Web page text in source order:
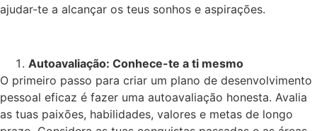
ajudar-te a alcançar os teus sonhos e aspirações.
Autoavaliação: Conhece-te a ti mesmo
O primeiro passo para criar um plano de desenvolvimento
pessoal eficaz é fazer uma autoavaliação honesta. Avalia
as tuas paixões, habilidades, valores e metas de longo